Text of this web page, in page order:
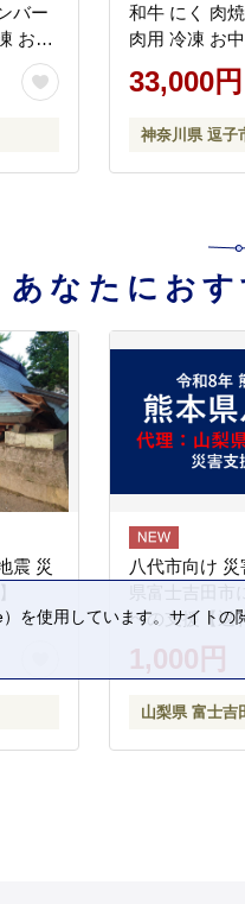
バー
お取
惣菜
時短
和牛 にく 肉
肉用 冷凍 お中元 ギフト 箱
入り 贈答用 豪華 おもてな
し神奈川県 【
33,000円
神奈川県 逗子
あなたにお
震 災
八代市向け
県富士吉田市
への支援【返
1,000円
山梨県 富士吉
を使用しています。サイト